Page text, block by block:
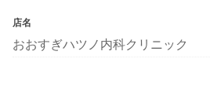
店名
おおすぎハツノ内科クリニック